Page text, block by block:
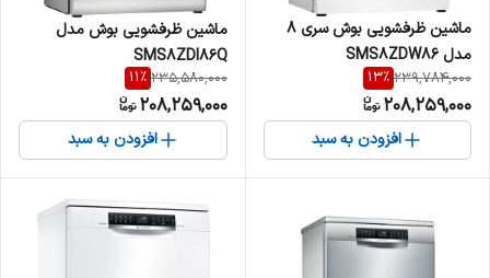
ماشین ظرفشویی بوش سری 8
مدل SMS8ZDW86
239,784,000
13%
208,259,000
افزودن به سبد
ماشین ظرفشویی بوش مدل
SMS8ZDI86Q
235,580,000
11%
208,259,000
افزودن به سبد